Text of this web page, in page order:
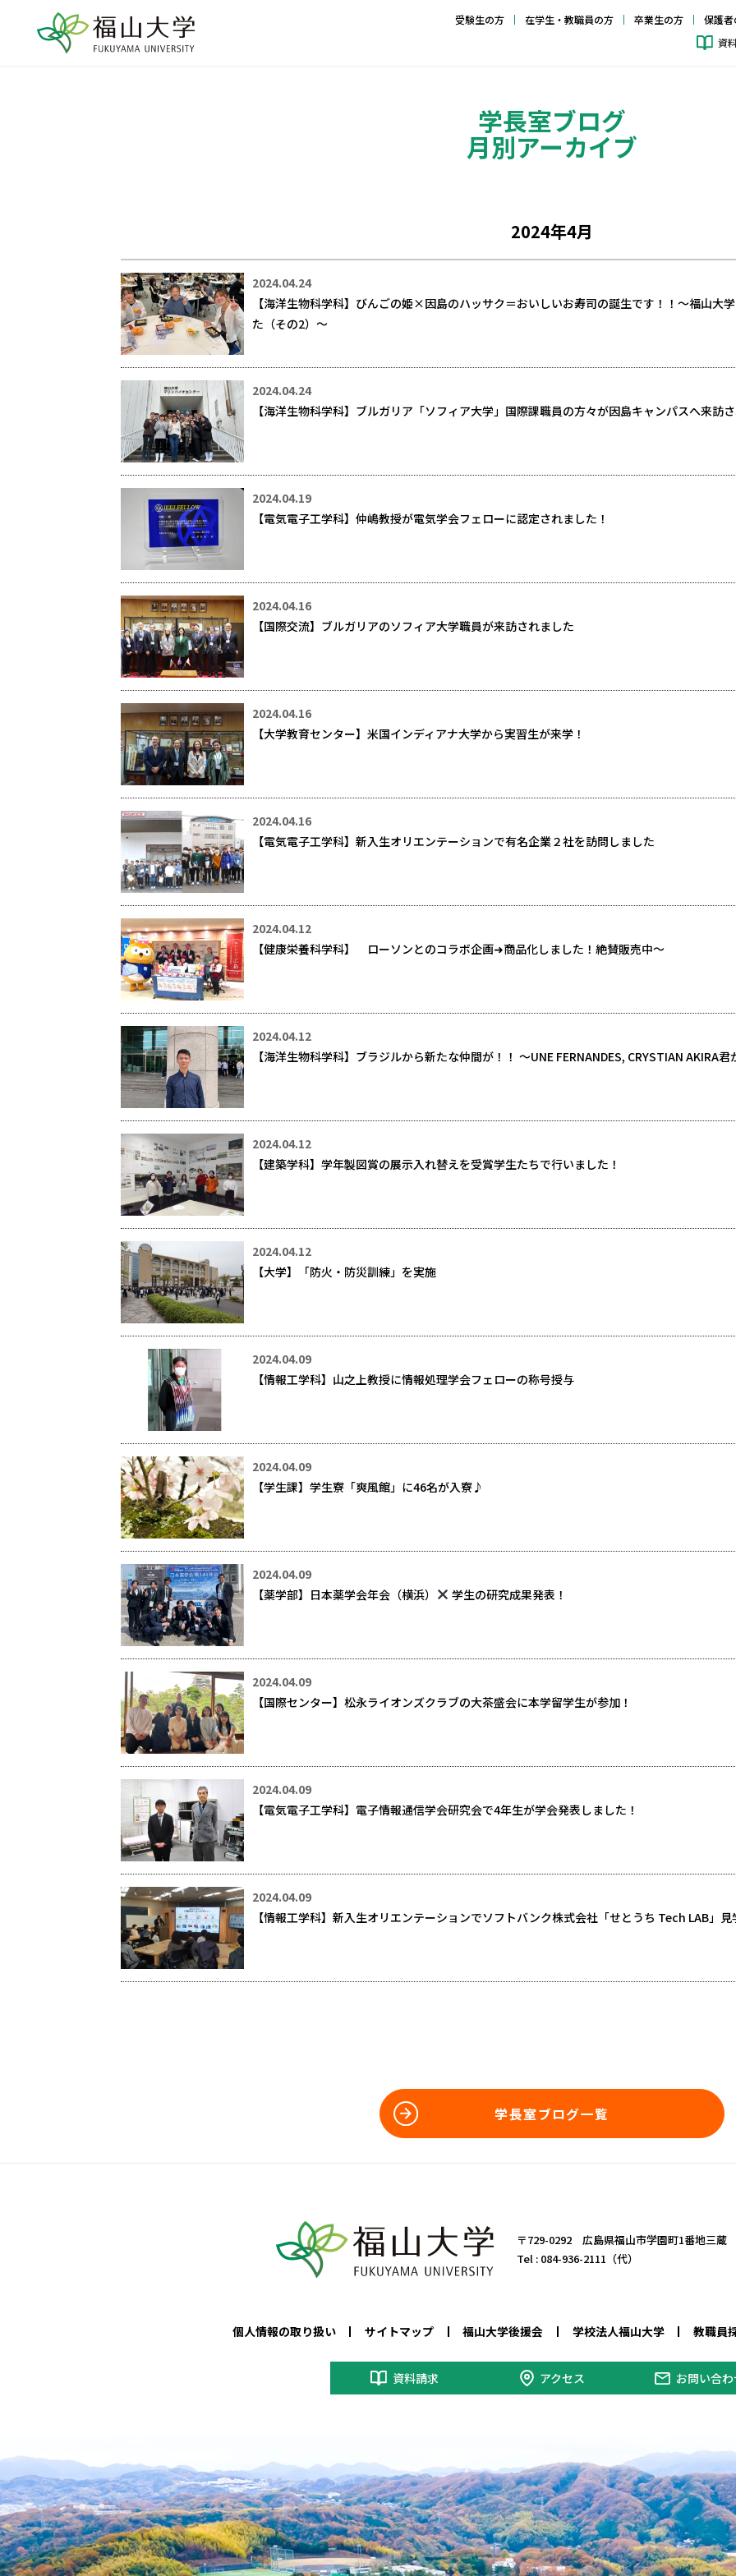
受験生の方 在学生・教職員の方 卒業生の方
保護者
資
学長室ブログ
月別アーカイブ
2024年4月
2024.04.24
【海洋生物科学科】びんごの姫×因島のハッサク＝おいしいお寿司の誕生です！！〜福山大
た（その2）〜
2024.04.24
【海洋生物科学科】ブルガリア「ソフィア大学」国際課職員の方々が因島キャンパスへ来訪
2024.04.19
【電気電子工学科】仲嶋教授が電気学会フェローに認定されました！
2024.04.16
【国際交流】ブルガリアのソフィア大学職員が来訪されました
2024.04.16
【大学教育センター】米国インディアナ大学から実習生が来学！
2024.04.16
【電気電子工学科】新入生オリエンテーションで有名企業２社を訪問しました
2024.04.12
【健康栄養科学科】 ローソンとのコラボ企画➜商品化しました！絶賛販売中～
2024.04.12
【海洋生物科学科】ブラジルから新たな仲間が！！ 〜UNE FERNANDES, CRYSTIAN AKIRA君
2024.04.12
【建築学科】学年製図賞の展示入れ替えを受賞学生たちで行いました！
2024.04.12
【大学】「防火・防災訓練」を実施
2024.04.09
【情報工学科】山之上教授に情報処理学会フェローの称号授与
2024.04.09
【学生課】学生寮「爽風館」に46名が入寮♪
2024.04.09
【薬学部】日本薬学会年会（横浜）
学生の研究成果発表！
2024.04.09
【国際センター】松永ライオンズクラブの大茶盛会に本学留学生が参加！
2024.04.09
【電気電子工学科】電子情報通信学会研究会で4年生が学会発表しました！
2024.04.09
【情報工学科】新入生オリエンテーションでソフトバンク株式会社「せとうち Tech LAB」見
学長室ブログ一覧
〒729-0292 広島県福山市学園町1番地三蔵
Tel : 084-936-2111（代）
個人情報の取り扱い サイトマップ 福山大学後援会 学校法人福山大学 教職員
資料請求 アクセス お問い合